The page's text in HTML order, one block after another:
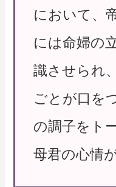
において、
には命婦の
識させられ
ごとが口を
の調子をト
母君の心情